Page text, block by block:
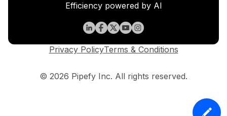
Efficiency powered by AI
© 2026 Pipefy Inc. All rights reserved.
Privacy PolicyTerms & Conditions